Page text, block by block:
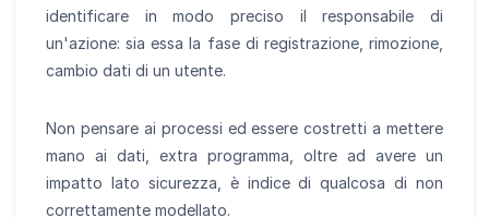
identificare in modo preciso il responsabile di
un'azione: sia essa la fase di registrazione, rimozione,
cambio dati di un utente.
Non pensare ai processi ed essere costretti a mettere
mano ai dati, extra programma, oltre ad avere un
impatto lato sicurezza, è indice di qualcosa di non
correttamente modellato.